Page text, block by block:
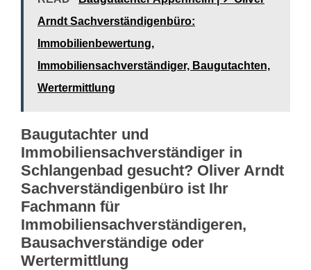
Arndt Sachverständigenbüro:
Immobilienbewertung,
Immobiliensachverständiger, Baugutachten,
Wertermittlung
Baugutachter und
Immobiliensachverständiger in
Schlangenbad gesucht? Oliver Arndt
Sachverständigenbüro ist Ihr
Fachmann für
Immobiliensachverständigeren,
Bausachverständige oder
Wertermittlung